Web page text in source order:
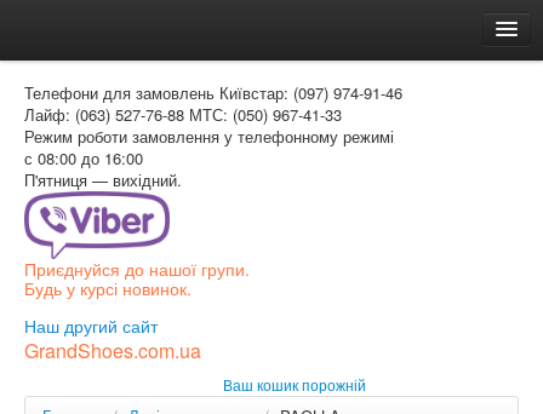
Доставка и оплата
Как заказать
Контакти
Таблиця розмірів
Вхід для покупця
РОС
Телефони для замовлень Київстар: (097) 974-91-46
Лайф: (063) 527-76-88 МТС: (050) 967-41-33
Режим роботи замовлення у телефонному режимі
с 08:00 до 16:00
П'ятниця — вихідний.
Приєднуйся до нашої групи.
Будь у курсі новинок.
Наш другий сайт
GrandShoes.com.ua
Ваш кошик порожній